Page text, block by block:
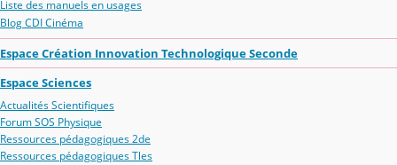
Liste des manuels en usages
Blog CDI Cinéma
Espace Création Innovation Technologique Seconde
Espace Sciences
Actualités Scientifiques
Forum SOS Physique
Ressources pédagogiques 2de
Ressources pédagogiques Tles